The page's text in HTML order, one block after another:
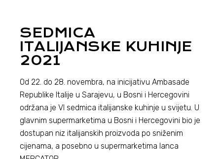
SEDMICA
ITALIJANSKE KUHINJE
2021
Od 22. do 28. novembra, na inicijativu Ambasade
Republike Italije u Sarajevu, u Bosni i Hercegovini
održana je VI sedmica italijanske kuhinje u svijetu. U
glavnim supermarketima u Bosni i Hercegovini bio je
dostupan niz italijanskih proizvoda po sniženim
cijenama, a posebno u supermarketima lanca